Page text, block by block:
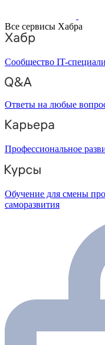
Все сервисы Хабра
Сообщество IT-
Ответы на любые
Профессиональное
Обучение для смены
саморазвития